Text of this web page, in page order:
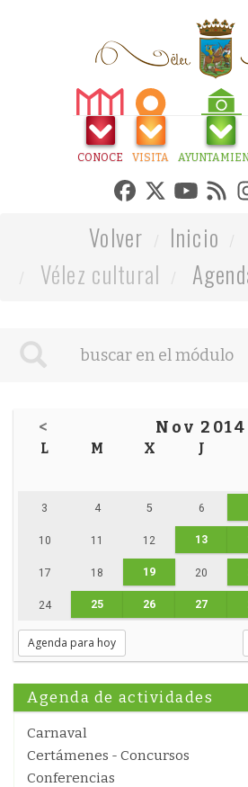
CONOCE VISITA
Volver Inicio
Vélez cultural
< Nov 2014
L M X J
3 4 5 6
10 11 12 13
17 18 19 20
24 25 26 27
Agenda para hoy
Agenda de actividades
Carnaval
Certámenes - Concursos
Conferencias